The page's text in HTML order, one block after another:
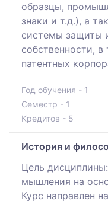
образцы,
знаки и т.д.), а
системы защиты
собственности,
патентных
Год обучения - 1
Семестр - 1
Кредитов - 5
История и
Цель
мышления на
Курс направлен